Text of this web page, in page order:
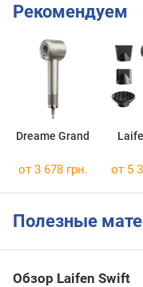
Рекомендуем
Dreame Grand
от 3 678 грн. от 5
Полезные
Обзор Laifen Swift